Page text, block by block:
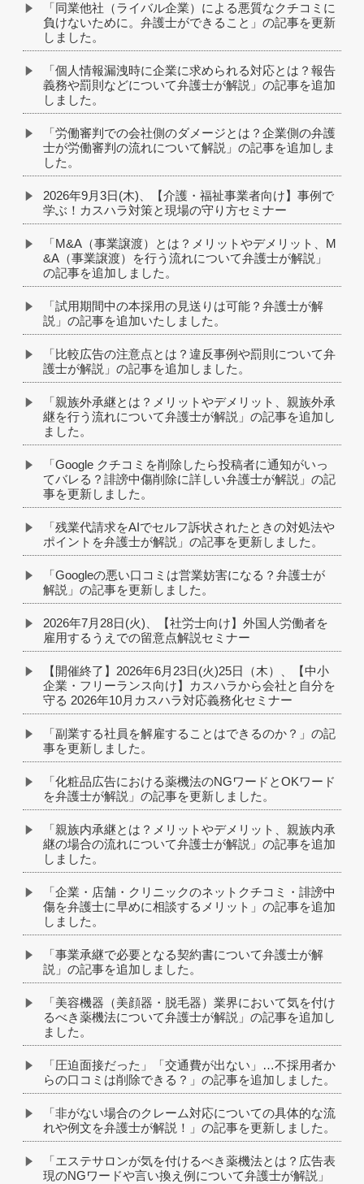
「同業他社（ライバル企業）による悪質なクチコミに
負けないために。弁護士ができること」の記事を更新
しました。
「個人情報漏洩時に企業に求められる対応とは？報告
義務や罰則などについて弁護士が解説」の記事を追加
しました。
「労働審判での会社側のダメージとは？企業側の弁護
士が労働審判の流れについて解説」の記事を追加しま
した。
2026年9月3日(木)、【介護・福祉事業者向け】事例で
学ぶ！カスハラ対策と現場の守り方セミナー
「M&A（事業譲渡）とは？メリットやデメリット、M
&A（事業譲渡）を行う流れについて弁護士が解説」
の記事を追加しました。
「試用期間中の本採用の見送りは可能？弁護士が解
説」の記事を追加いたしました。
「比較広告の注意点とは？違反事例や罰則について弁
護士が解説」の記事を追加しました。
「親族外承継とは？メリットやデメリット、親族外承
継を行う流れについて弁護士が解説」の記事を追加し
ました。
「Google クチコミを削除したら投稿者に通知がいっ
てバレる？誹謗中傷削除に詳しい弁護士が解説」の記
事を更新しました。
「残業代請求をAIでセルフ訴状されたときの対処法や
ポイントを弁護士が解説」の記事を更新しました。
「Googleの悪い口コミは営業妨害になる？弁護士が
解説」の記事を更新しました。
2026年7月28日(火)、【社労士向け】外国人労働者を
雇用するうえでの留意点解説セミナー
【開催終了】2026年6月23日(火)25日（木）、【中小
企業・フリーランス向け】カスハラから会社と自分を
守る 2026年10月カスハラ対応義務化セミナー
「副業する社員を解雇することはできるのか？」の記
事を更新しました。
「化粧品広告における薬機法のNGワードとOKワード
を弁護士が解説」の記事を更新しました。
「親族内承継とは？メリットやデメリット、親族内承
継の場合の流れについて弁護士が解説」の記事を追加
しました。
「企業・店舗・クリニックのネットクチコミ・誹謗中
傷を弁護士に早めに相談するメリット」の記事を追加
しました。
「事業承継で必要となる契約書について弁護士が解
説」の記事を追加しました。
「美容機器（美顔器・脱毛器）業界において気を付け
るべき薬機法について弁護士が解説」の記事を追加し
ました。
「圧迫面接だった」「交通費が出ない」…不採用者か
らの口コミは削除できる？」の記事を追加しました。
「非がない場合のクレーム対応についての具体的な流
れや例文を弁護士が解説！」の記事を更新しました。
「エステサロンが気を付けるべき薬機法とは？広告表
現のNGワードや言い換え例について弁護士が解説」